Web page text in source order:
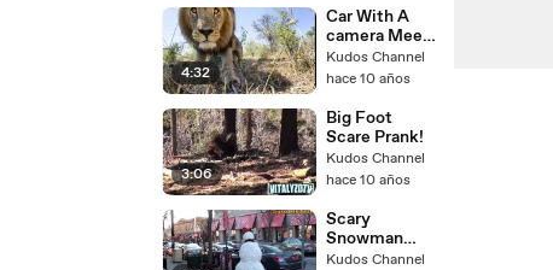
Prank
4:32
Car With A
camera Meets
A Group Of
Lions - Funny
Kudos Channel
hace 10 años
3:06
Big Foot
Scare Prank!
Kudos Channel
hace 10 años
Scary
Snowman
Puppy Dog
Kudos Channel